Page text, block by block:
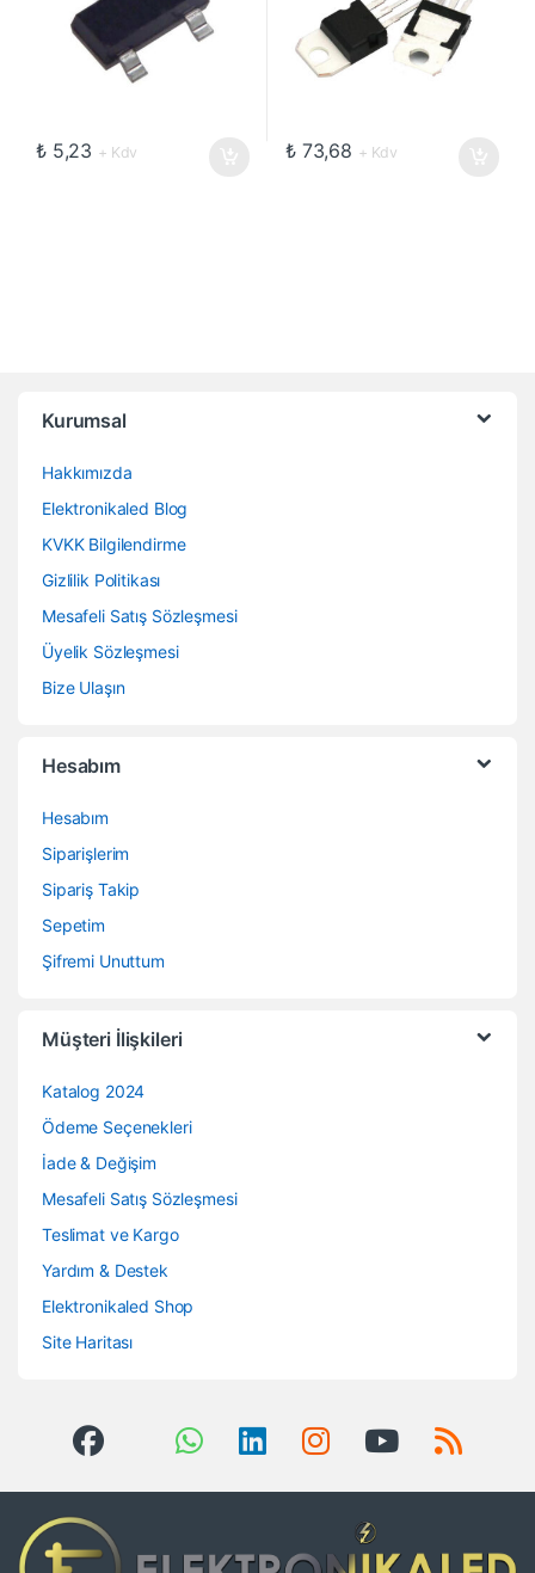
₺5,23 + Kdv ₺73,68 + Kdv
Kurumsal
Hakkımızda
Elektronikaled Blog
KVKK Bilgilendirme
Gizlilik Politikası
Mesafeli Satış Sözleşmesi
Üyelik Sözleşmesi
Bize Ulaşın
Hesabım
Hesabım
Siparişlerim
Sipariş Takip
Sepetim
Şifremi Unuttum
Müşteri İlişkileri
Katalog 2024
Ödeme Seçenekleri
İade & Değişim
Mesafeli Satış Sözleşmesi
Teslimat ve Kargo
Yardım & Destek
Elektronikaled Shop
Site Haritası